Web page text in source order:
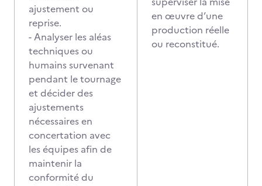
ajustement ou
reprise.
- Analyser les aléas
techniques ou
humains survenant
pendant le tournage
et décider des
ajustements
nécessaires en
concertation avec
les équipes afin de
maintenir la
conformité du
en œuvre d’une
production réelle
ou reconstitué.